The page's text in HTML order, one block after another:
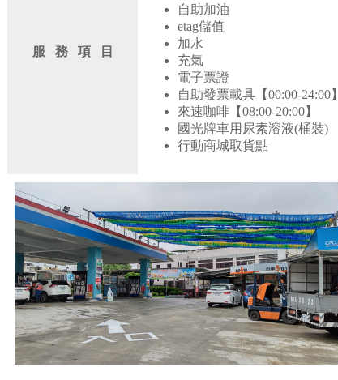
服 務 項 目
自助加油
etag儲值
加水
充氣
電子票證
自助發票載具【00:00-24:00】
來速咖啡【08:00-20:00】
國光牌車用尿素溶液(桶裝)
行動商城取貨點